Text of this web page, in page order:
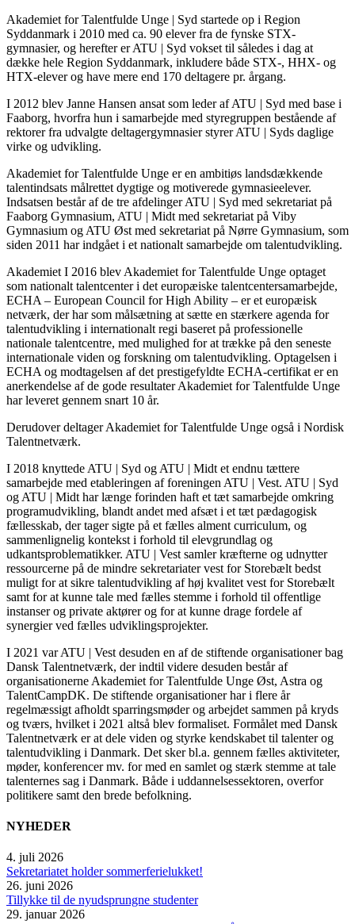
Akademiet for Talentfulde Unge | Syd startede op i Region
Syddanmark i 2010 med ca. 90 elever fra de fynske STX-
gymnasier, og herefter er ATU | Syd vokset til således i dag at
dække hele Region Syddanmark, inkludere både STX-, HHX- og
HTX-elever og have mere end 170 deltagere pr. årgang.
I 2012 blev Janne Hansen ansat som leder af ATU | Syd med base i
Faaborg, hvorfra hun i samarbejde med styregruppen bestående af
rektorer fra udvalgte deltagergymnasier styrer ATU | Syds daglige
virke og udvikling.
Akademiet for Talentfulde Unge er en ambitiøs landsdækkende
talentindsats målrettet dygtige og motiverede gymnasieelever.
Indsatsen består af de tre afdelinger ATU | Syd med sekretariat på
Faaborg Gymnasium, ATU | Midt med sekretariat på Viby
Gymnasium og ATU Øst med sekretariat på Nørre Gymnasium, som
siden 2011 har indgået i et nationalt samarbejde om talentudvikling.
Akademiet I 2016 blev Akademiet for Talentfulde Unge optaget
som nationalt talentcenter i det europæiske talentcentersamarbejde,
ECHA – European Council for High Ability – er et europæisk
netværk, der har som målsætning at sætte en stærkere agenda for
talentudvikling i internationalt regi baseret på professionelle
nationale talentcentre, med mulighed for at trække på den seneste
internationale viden og forskning om talentudvikling. Optagelsen i
ECHA og modtagelsen af det prestigefyldte ECHA-certifikat er en
anerkendelse af de gode resultater Akademiet for Talentfulde Unge
har leveret gennem snart 10 år.
Derudover deltager Akademiet for Talentfulde Unge også i Nordisk
Talentnetværk.
I 2018 knyttede ATU | Syd og ATU | Midt et endnu tættere
samarbejde med etableringen af foreningen ATU | Vest. ATU | Syd
og ATU | Midt har længe forinden haft et tæt samarbejde omkring
programudvikling, blandt andet med afsæt i et tæt pædagogisk
fællesskab, der tager sigte på et fælles alment curriculum, og
sammenlignelig kontekst i forhold til elevgrundlag og
udkantsproblematikker. ATU | Vest samler kræfterne og udnytter
ressourcerne på de mindre sekretariater vest for Storebælt bedst
muligt for at sikre talentudvikling af høj kvalitet vest for Storebælt
samt for at kunne tale med fælles stemme i forhold til offentlige
instanser og private aktører og for at kunne drage fordele af
synergier ved fælles udviklingsprojekter.
I 2021 var ATU | Vest desuden en af de stiftende organisationer bag
Dansk Talentnetværk, der indtil videre desuden består af
organisationerne Akademiet for Talentfulde Unge Øst, Astra og
TalentCampDK. De stiftende organisationer har i flere år
regelmæssigt afholdt sparringsmøder og arbejdet sammen på kryds
og tværs, hvilket i 2021 altså blev formaliset. Formålet med Dansk
Talentnetværk er at dele viden og styrke kendskabet til talenter og
talentudvikling i Danmark. Det sker bl.a. gennem fælles aktiviteter,
møder, konferencer mv. for med en samlet og stærk stemme at tale
talenternes sag i Danmark. Både i uddannelsessektoren, overfor
politikere samt den brede befolkning.
NYHEDER
4. juli 2026
Sekretariatet holder sommerferielukket!
26. juni 2026
Tillykke til de nyudsprungne studenter
29. januar 2026